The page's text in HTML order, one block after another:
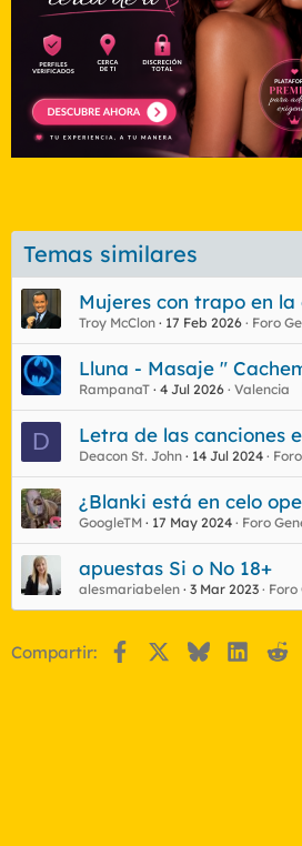
Temas similares
Mujeres con trapo en
Troy McClon 17 Feb 2026 Foro
Lluna - Masaje "
RampanaT 4 Jul 2026 Valencia
D Letra de las canciones
Deacon St. John 14 Jul 2024
¿Blanki está en celo
GoogleTM 17 May 2024 Foro
apuestas Si o No 18+
alesmariabelen 3 Mar 2023 Foro
Compartir: FacebookBluesky